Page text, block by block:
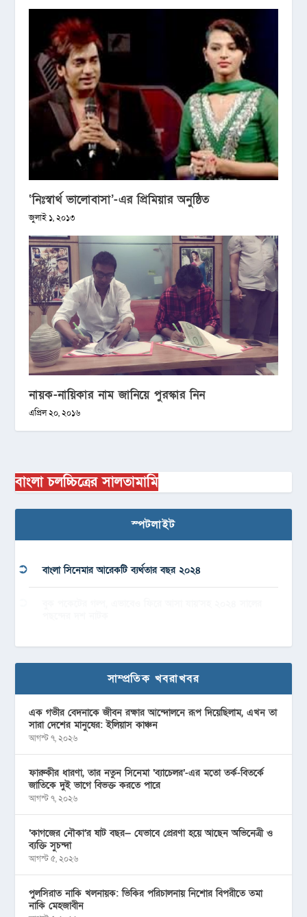
‘নিঃস্বার্থ ভালোবাসা’-এর প্রিমিয়ার অনুষ্ঠিত
জুলাই ১, ২০১৩
নায়ক-নায়িকার নাম জানিয়ে পুরস্কার নিন
এপ্রিল ২০, ২০১৬
বাংলা চলচ্চিত্রের সালতামামি
স্পটলাইট
বাংলা সিনেমার আরেকটি ব্যর্থতার বছর ২০২৪
সাম্প্রতিক খবরাখবর
এক গভীর বেদনাকে জীবন রক্ষার আন্দোলনে রূপ দিয়েছিলাম, এখন তা
সারা দেশের মানুষের: ইলিয়াস কাঞ্চন
আগস্ট ৭, ২০২৬
ফারুকীর ধারণা, তার নতুন সিনেমা ‘ব্যাচেলর’-এর মতো তর্ক-বিতর্কে
জাতিকে দুই ভাগে বিভক্ত করতে পারে
আগস্ট ৭, ২০২৬
‘কাগজের নৌকা’র ষাট বছর— যেভাবে প্রেরণা হয়ে আছেন অভিনেত্রী ও
ব্যক্তি সুচন্দা
আগস্ট ৫, ২০২৬
পুলসিরাত নাকি খলনায়ক: ভিকির পরিচালনায় নিশোর বিপরীতে তমা
নাকি মেহজাবীন